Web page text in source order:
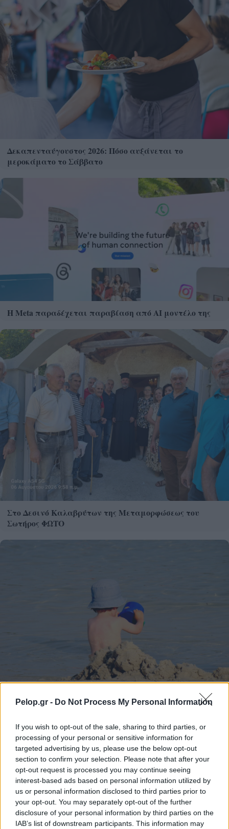
Pelop.gr - Do Not Process My Personal Information
If you wish to opt-out of the sale, sharing to third parties, or
processing of your personal or sensitive information for
targeted advertising by us, please use the below opt-out
section to confirm your selection. Please note that after your
opt-out request is processed you may continue seeing
interest-based ads based on personal information utilized by
us or personal information disclosed to third parties prior to
your opt-out. You may separately opt-out of the further
disclosure of your personal information by third parties on the
IAB’s list of downstream participants. This information may
Δεκαπενταύγουστος 2026: Πόσο αυξάνεται το
μεροκάματο το Σάββατο
Η Meta παραδέχεται παραβίαση από AI μοντέλο της
Στο Δεσινό Καλαβρύτων της Μεταμορφώσεως του
Σωτήρος ΦΩΤΟ
Τουρισμός για Ολους 2026: Τα SOS για να κερδίσετε το
voucher διακοπών